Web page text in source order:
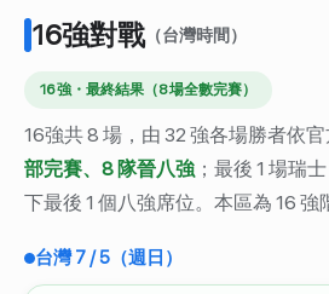
16強對戰 （台灣時間）
16 強・最終結果（8 場全數完賽）
16強共 8 場，由 32 強各場勝者依官
部完賽、8 隊晉八強 ；最後 1 場瑞
下最後 1 個八強席位。本區為 16 強
台灣 7 / 5（週日）